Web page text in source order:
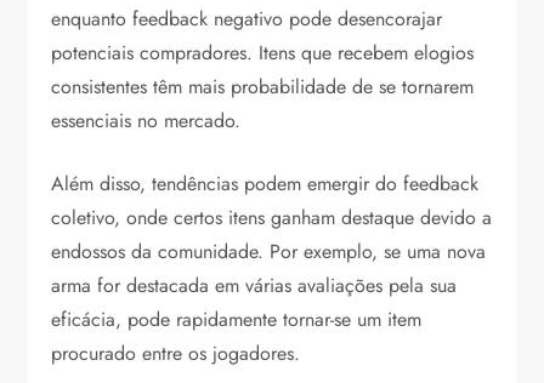
enquanto feedback negativo pode desencorajar
potenciais compradores. Itens que recebem elogios
consistentes têm mais probabilidade de se tornarem
essenciais no mercado.
Além disso, tendências podem emergir do feedback
coletivo, onde certos itens ganham destaque devido a
endossos da comunidade. Por exemplo, se uma nova
arma for destacada em várias avaliações pela sua
eficácia, pode rapidamente tornar-se um item
procurado entre os jogadores.